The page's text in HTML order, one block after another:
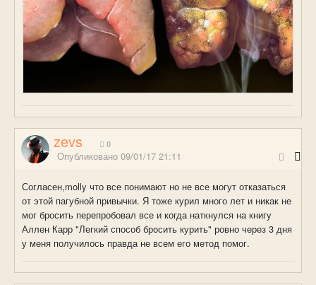
zevs 0
Опубликовано 09/01/17 21:11
Согласен,molly что все понимают но не все могут отказаться
от этой пагубной привычки. Я тоже курил много лет и никак не
мог бросить перепробовал все и когда наткнулся на книгу
Аллен Карр "Легкий способ бросить курить" ровно через 3 дня
у меня получилось правда не всем его метод помог.